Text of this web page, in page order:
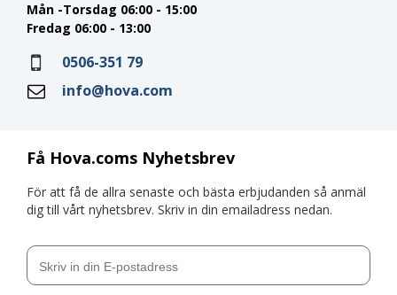
Få Hova.coms Nyhetsbrev
För att få de allra senaste och bästa erbjudanden så anmäl
dig till vårt nyhetsbrev. Skriv in din emailadress nedan.
Mån -Torsdag 06:00 - 15:00
Fredag 06:00 - 13:00
0506-351 79
info@hova.com